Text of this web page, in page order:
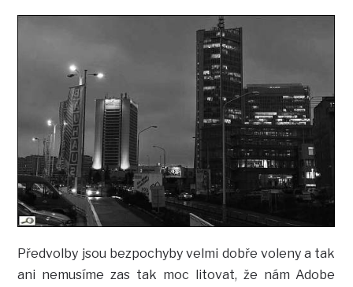
Předvolby jsou bezpochyby velmi dobře voleny a tak
ani nemusíme zas tak moc litovat, že nám Adobe